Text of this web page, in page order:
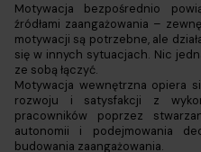
Motywacja bezpośrednio
źródłami zaangażowania –
motywacji są potrzebne, ale
się w innych sytuacjach. Nic
ze sobą łączyć.
Motywacja wewnętrzna opiera
rozwoju i satysfakcji z
pracowników poprzez
autonomii i podejmowania
budowania zaangażowania.